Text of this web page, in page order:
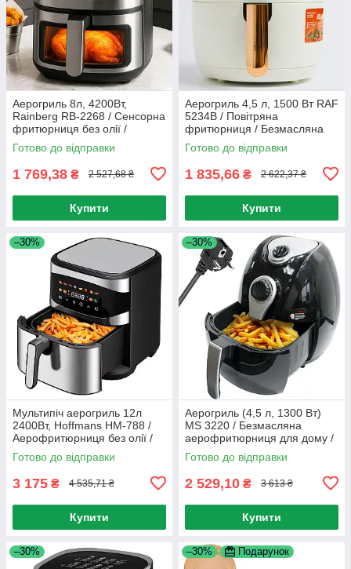
Аерогриль 8л, 4200Вт,
Rainberg RB-2268 / Сенсорна
фритюрниця без олії /
Мультипіч / Аерофритюрниця
Готово до відправки
1 769,38 ₴ 2 527,68 ₴
Купити
Аерогриль 4,5 л, 1500 Вт RAF
5234B / Повітряна
фритюрниця / Безмасляна
аерофритюрниця
Готово до відправки
1 835,66 ₴ 2 622,37 ₴
Купити
–30%
Мультипіч аерогриль 12л
2400Вт, Hoffmans HM-788 /
Аерофритюрниця без олії /
Фритюрниця без олії
Готово до відправки
3 175 ₴ 4 535,71 ₴
Купити
–30%
Аерогриль (4,5 л, 1300 Вт)
MS 3220 / Безмасляна
аерофритюрниця для дому /
Мультипіч
Готово до відправки
2 529,10 ₴ 3 613 ₴
Купити
–30% –30% Подарунок